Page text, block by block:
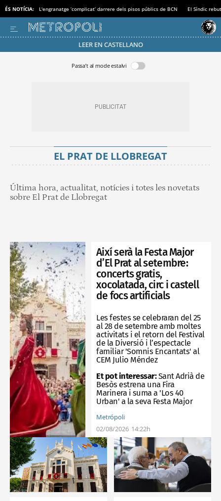
ÉS NOTÍCIA: L'engranatge ‘complicat’ darrere dels pisos públics de BCN El Síndic
LEER EN CASTELLANO
Passa’t al mode estalvi
EL PRAT DE LLOBREGAT
Última hora, actualitat, notícies i totes les novetats
sobre El Prat de Llobregat
Així serà la Festa Major
d’El Prat al setembre:
concerts gratis,
xocolatada, circ i castell
de focs artificials
Les festes se celebraran del 25
al 28 de setembre amb moltes
activitats i el retorn del Festival
de la Diversió i l’espectacle
familiar 'Somnis Encantats' al
CEM Julio Méndez
Et pot interessar: Sant Adrià de
Besòs estrena una Fira
Marinera i suma a 'Los 40
Urban' a la seva Festa Major
Metrópoli
02/08/2026 14:22h